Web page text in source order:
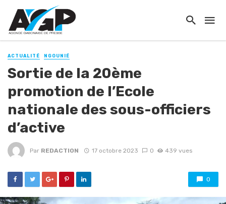
ACTUALITÉ NGOUNIÉ
Sortie de la 20ème
promotion de l’Ecole
nationale des sous-officiers
d’active
Par REDACTION 17 octobre 2023 0 439 vues
0